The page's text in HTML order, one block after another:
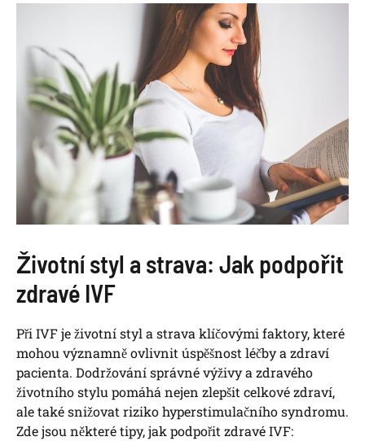
Životní styl a strava: Jak podpořit
zdravé IVF
Při IVF je životní styl a strava klíčovými faktory, které
mohou významně ovlivnit úspěšnost léčby a zdraví
pacienta. Dodržování správné výživy a zdravého
životního stylu pomáhá nejen zlepšit celkové zdraví,
ale také snižovat riziko hyperstimulačního syndromu.
Zde jsou některé tipy, jak podpořit zdravé IVF: